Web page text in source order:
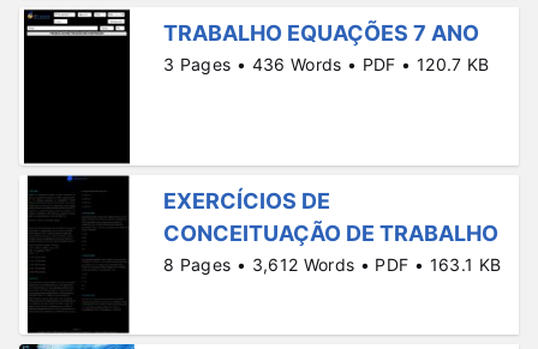
TRABALHO EQUAÇÕES 7 ANO
3 Pages • 436 Words • PDF • 120.7 KB
EXERCÍCIOS DE
CONCEITUAÇÃO DE TRABALHO
8 Pages • 3,612 Words • PDF • 163.1 KB